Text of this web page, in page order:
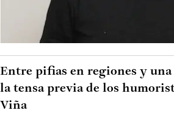
Entre pifias en regiones y una
la tensa previa de los
Viña